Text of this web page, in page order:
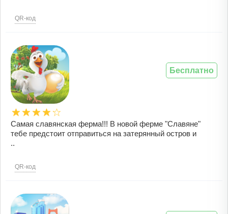
QR-код
Самая славянская ферма!!! В новой ферме "Славяне"
тебе предстоит отправиться на затерянный остров и
..
QR-код
Бесплатно